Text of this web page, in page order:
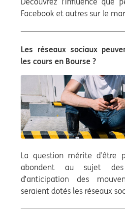
Facebook et autres sur le
Les réseaux sociaux
les cours en Bourse ?
La question mérite d’être
abondent au sujet des
d’anticipation des
seraient dotés les réseaux